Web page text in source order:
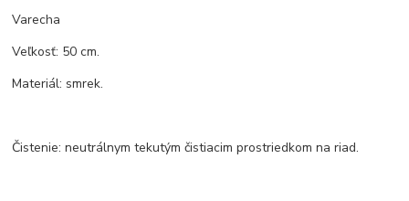
Varecha
Veľkosť: 50 cm.
Materiál: smrek.
Čistenie: neutrálnym tekutým čistiacim prostriedkom na riad.